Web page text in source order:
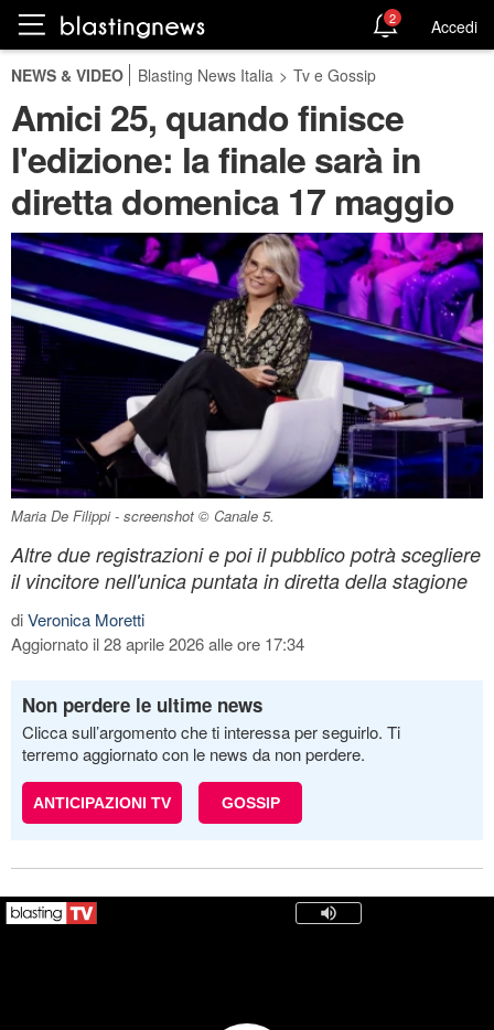
2 Accedi
NEWS & VIDEO Blasting News Italia > Tv e Gossip
Amici 25, quando finisce
l'edizione: la finale sarà in
diretta domenica 17 maggio
Maria De Filippi - screenshot © Canale 5.
Altre due registrazioni e poi il pubblico potrà scegliere
il vincitore nell'unica puntata in diretta della stagione
diVeronica Moretti
Aggiornato il 28 aprile 2026 alle ore 17:34
Non perdere le ultime news
Clicca sull’argomento che ti interessa per seguirlo. Ti
terremo aggiornato con le news da non perdere.
ANTICIPAZIONI TV GOSSIP